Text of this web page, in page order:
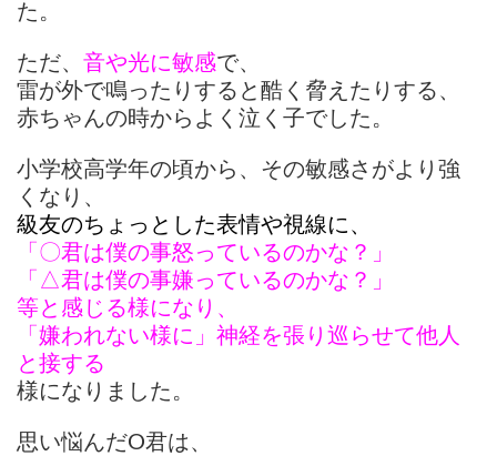
た。
ただ、 音や光に敏感で、
雷が外で鳴ったりすると酷く脅えたりする、
赤ちゃんの時からよく泣く子でした。
小学校高学年の頃から、その敏感さがより強
くなり、
級友のちょっとした表情や視線に、
「〇君は僕の事怒っているのかな？」
「△君は僕の事嫌っているのかな？」
等と感じる様になり、
「嫌われない様に」神経を張り巡らせて他人
と接する
様になりました。
思い悩んだО君は、